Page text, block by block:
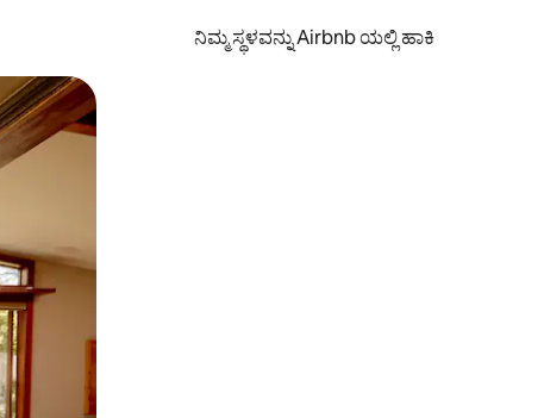
ನಿಮ್ಮ ಸ್ಥಳವನ್ನು Airbnb ಯಲ್ಲಿ ಹಾಕಿ